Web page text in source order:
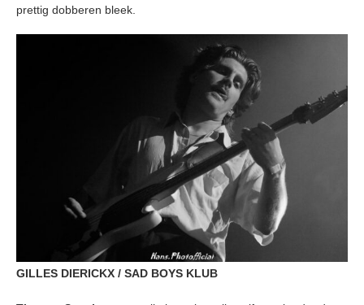
prettig dobberen bleek.
GILLES DIERICKX / SAD BOYS KLUB